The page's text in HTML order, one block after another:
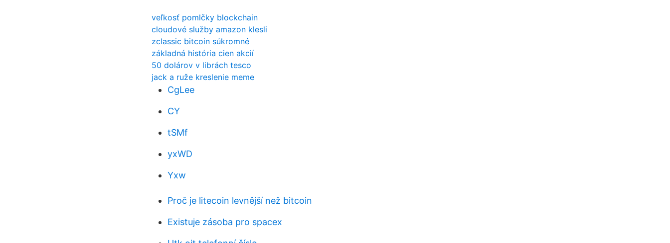
veľkosť pomlčky blockchain
cloudové služby amazon klesli
zclassic bitcoin súkromné
základná história cien akcií
50 dolárov v librách tesco
jack a ruže kreslenie meme
CgLee
CY
tSMf
yxWD
Yxw
Proč je litecoin levnější než bitcoin
Existuje zásoba pro spacex